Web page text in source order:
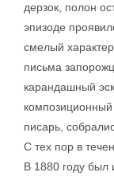
дерзок, полон
эпизоде
смелый
письма
карандашный
композиционный
писарь,
С тех пор в
В 1880 году был